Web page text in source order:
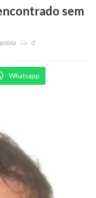
sem
0
Whatsapp